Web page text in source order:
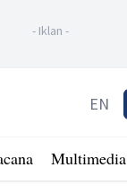
- Iklan -
EN
Multimedia